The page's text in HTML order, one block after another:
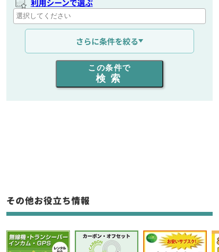
通信距離を選ぶ
出力を選ぶ
同時通話人数を選ぶ
フリーワード入力(製品名等)
選択条件をリセット
さらに条件を絞る
この条件で
検索
その他お役立ち情報